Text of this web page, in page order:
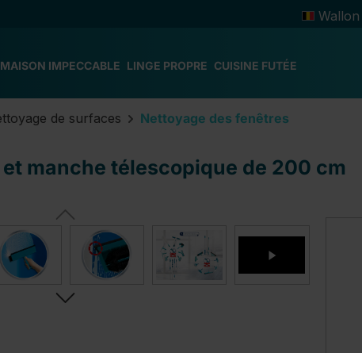
Wallon
IMPECCABLE LINGE PROPRE CUISINE FUTÉE
de surfaces Nettoyage des fenêtres
manche télescopique de 200 cm